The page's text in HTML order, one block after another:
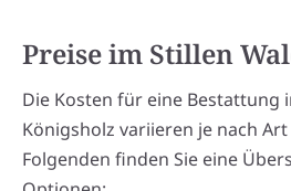
Preise im Stillen
Die Kosten für eine Bestattung
Königsholz variieren je nach
Folgenden finden Sie eine